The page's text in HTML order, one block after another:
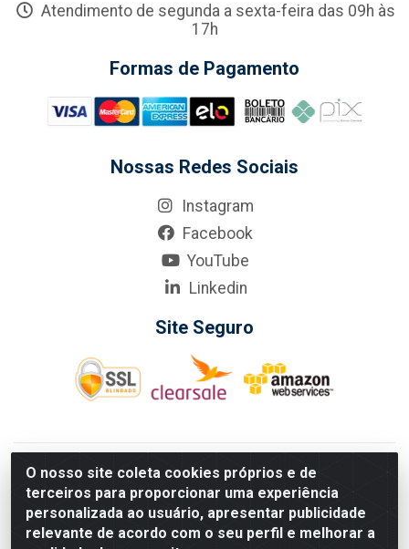
O nosso site coleta cookies próprios e de
terceiros para proporcionar uma experiência
personalizada ao usuário, apresentar publicidade
relevante de acordo com o seu perfil e melhorar a
Atendimento de segunda a sexta-feira das 09h às
17h
Formas de Pagamento
Nossas Redes Sociais
Instagram
Facebook
YouTube
Linkedin
Site Seguro
KarneKeijo Logistica Integrada LTDA - Rod. Br-101 Sul, nº3700
- Barro, Recife/PE, 50900-400 CNPJ: 24.150.377/0001-95
Estados atendidos pela KarneKeijo: PE, PB e RN.